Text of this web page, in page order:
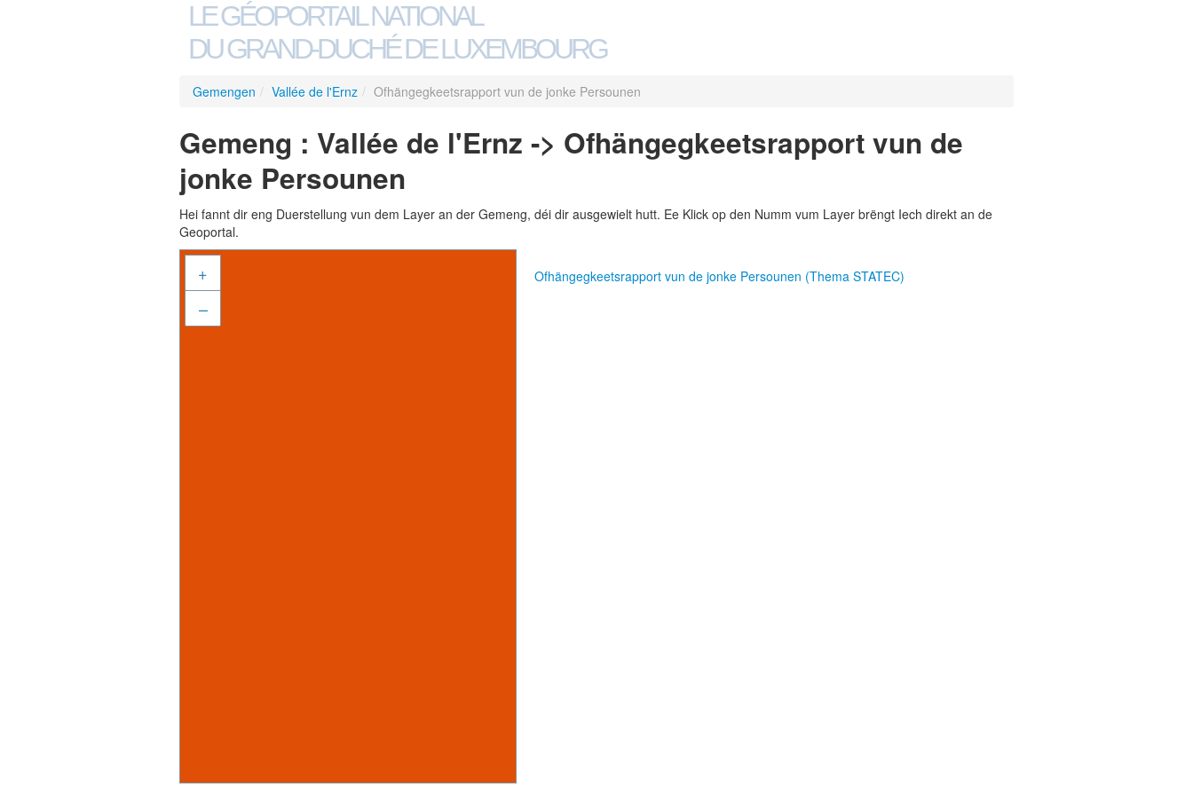
LE GÉOPORTAIL NATIONAL
DU GRAND-DUCHÉ DE LUXEMBOURG
Gemengen / Vallée de l'Ernz / Ofhängegkeetsrapport vun de jonke Persounen
Gemeng : Vallée de l'Ernz -> Ofhängegkeetsrapport vun de
jonke Persounen
Hei fannt dir eng Duerstellung vun dem Layer an der Gemeng, déi dir ausgewielt hutt. Ee Klick op den Numm vum Layer brëngt Iech direkt an de
Geoportal.
+
–
Ofhängegkeetsrapport vun de jonke Persounen (Thema STATEC)